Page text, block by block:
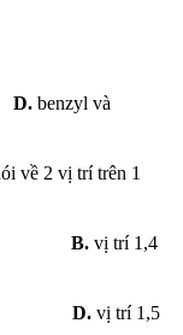
D. benzyl và
về 2 vị trí trên 1
B. vị trí 1,4
D. vị trí 1,5